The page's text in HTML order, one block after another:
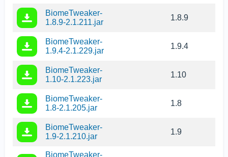
BiomeTweaker-
1.8.9-2.1.211.jar
1.8.9
BiomeTweaker-
1.9.4-2.1.229.jar
1.9.4
BiomeTweaker-
1.10-2.1.223.jar
1.10
BiomeTweaker-
1.8-2.1.205.jar
1.8
BiomeTweaker-
1.9-2.1.210.jar
1.9
BiomeTweaker-